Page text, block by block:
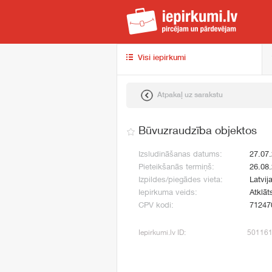
Visi iepirkumi
Atpakaļ uz sarakstu
Būvuzraudzība objektos
Izsludināšanas datums:
Pieteikšanās termiņš:
Izpildes/piegādes vieta:
Iepirkuma veids:
CPV kodi:
Iepirkumi.lv ID: